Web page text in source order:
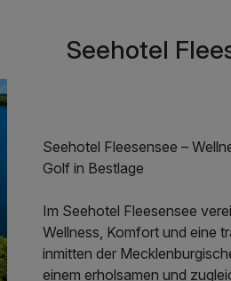
Seehotel
Seehotel Fleesensee –
Golf in Bestlage
Im Seehotel Fleesensee
Wellness, Komfort und eine
inmitten der
einem erholsamen und